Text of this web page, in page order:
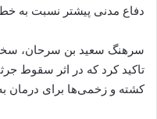
دفاع مدنی پیشتر نسبت به
سرهنگ سعید بن سرحان،
تاکید کرد که در اثر سقوط
کشته و زخمی‌ها برای درمان